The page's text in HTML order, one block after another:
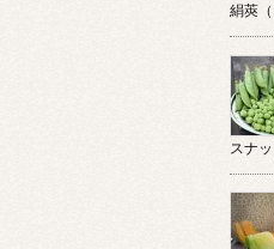
絹莢（
スナ